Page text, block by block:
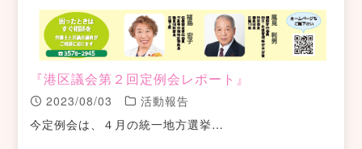
『港区議会第２回定例会レポート』
2023/08/03
活動報告
今定例会は、４月の統一地方選挙…